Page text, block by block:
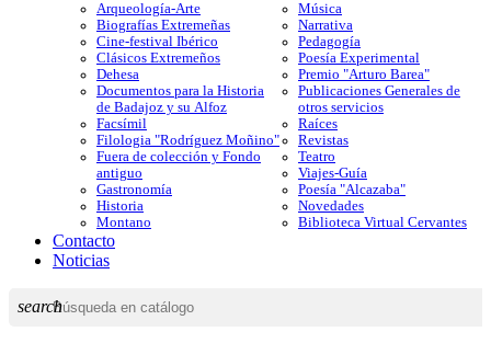
Arqueología-Arte
Biografías Extremeñas
Cine-festival Ibérico
Clásicos Extremeños
Dehesa
Documentos para la Historia
de Badajoz y su Alfoz
Facsímil
Filologia "Rodríguez Moñino"
Fuera de colección y Fondo
antiguo
Gastronomía
Historia
Montano
Música
Narrativa
Pedagogía
Poesía Experimental
Premio "Arturo Barea"
Publicaciones Generales de
otros servicios
Raíces
Revistas
Teatro
Viajes-Guía
Poesía "Alcazaba"
Novedades
Biblioteca Virtual Cervantes
Contacto
Noticias
search